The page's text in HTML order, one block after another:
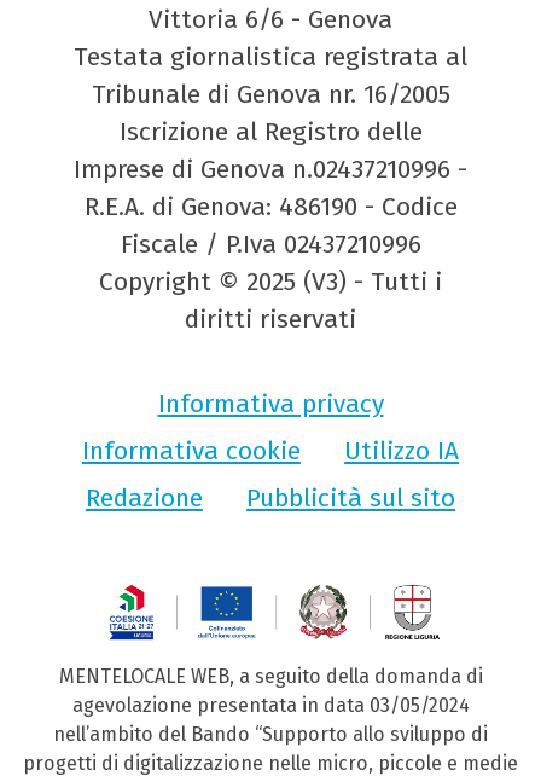
Vittoria 6/6 - Genova
Testata giornalistica registrata al
Tribunale di Genova nr. 16/2005
Iscrizione al Registro delle
Imprese di Genova n.02437210996 -
R.E.A. di Genova: 486190 - Codice
Fiscale / P.Iva 02437210996
Copyright © 2025 (V3) - Tutti i
diritti riservati
Informativa privacy
Informativa cookie
Utilizzo IA
Redazione
Pubblicità sul sito
MENTELOCALE WEB, a seguito della domanda di
agevolazione presentata in data 03/05/2024
nell’ambito del Bando “Supporto allo sviluppo di
progetti di digitalizzazione nelle micro, piccole e medie